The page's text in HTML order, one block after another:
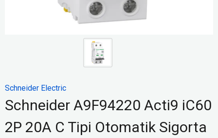
Schneider Electric
Schneider A9F94220 Acti9 iC60
2P 20A C Tipi Otomatik Sigorta